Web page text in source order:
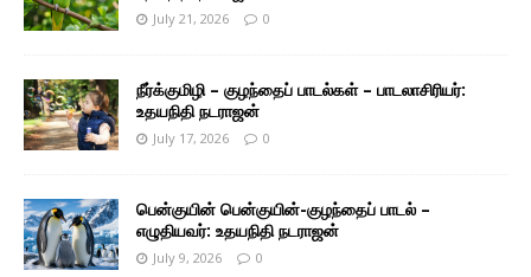
July 21, 2026 0
நீர்க்குமிழி – குழந்தைப் பாடல்கள் – பாடலாசிரியர்:
உதயநிதி நடராஜன்
July 17, 2026 0
பென்குயின் பென்குயின்-குழந்தைப் பாடல் –
எழுதியவர்: உதயநிதி நடராஜன்
July 9, 2026 0